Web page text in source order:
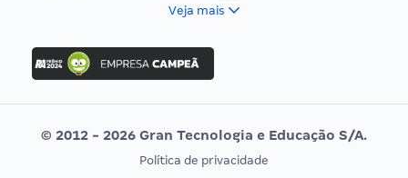
Concurso Ibama
Concurso MPU
Editais publicados
Vunesp
CONCURSOS POR PROFISSÃO EXAME DE ORDEM
Veja mais
© 2012 - 2026 Gran Tecnologia e Educação S/A.
Política de privacidade